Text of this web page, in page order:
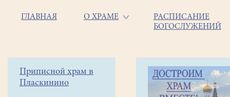
Основная
ГЛАВНАЯ О ХРАМЕ
РАСПИСАНИЕ
БОГОСЛУЖЕНИЙ
Боковое
меню
Приписной храм в
Пласкинино
Строка
навигации
Галереи